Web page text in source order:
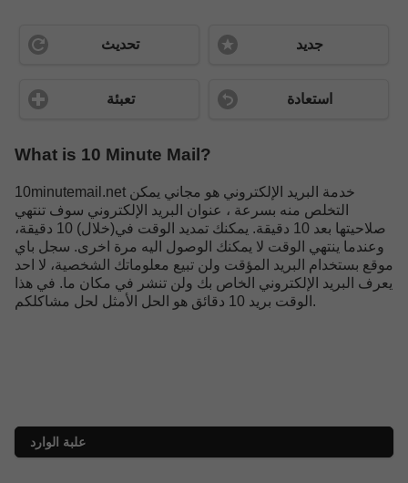
تحديث جديد
تعبئة استعادة
What is 10 Minute Mail?
10minutemail.net خدمة البريد الإلكتروني هو مجاني يمكن
التخلص منه بسرعة ، عنوان البريد الإلكتروني سوف تنتهي
صلاحيتها بعد 10 دقيقة. يمكنك تمديد الوقت في(خلال) 10 دقيقة،
وعندما ينتهي الوقت لا يمكنك الوصول اليه مرة اخرى. سجل باي
موقع بستخدام البريد المؤقت ولن تبيع معلوماتك الشخصية، لا احد
يعرف البريد الإلكتروني الخاص بك ولن تنشر في مكان ما. في هذا
الوقت بريد 10 دقائق هو الحل الأمثل لحل مشاكلكم.
علبة الوارد